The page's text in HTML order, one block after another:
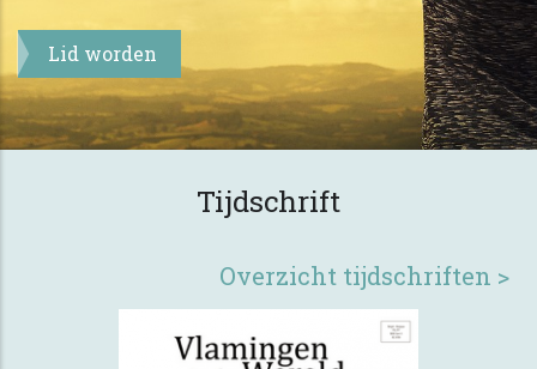
Lid worden
Tijdschrift
Overzicht tijdschriften >